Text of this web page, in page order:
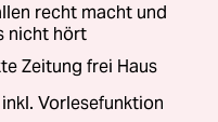
recht macht und
nicht hört
Zeitung frei Haus
Vorlesefunktion